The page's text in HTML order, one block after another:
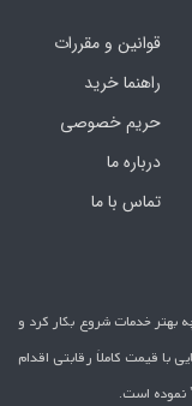
قوانین و مقررات
راهنما خرید
حریم خصوصی
درباره ما
تماس با ما
در ارائه هر چه بهتر خدمات شروع بکار کرد و
با قیمت کاملاَ رقابتی اقدام
نموده است.